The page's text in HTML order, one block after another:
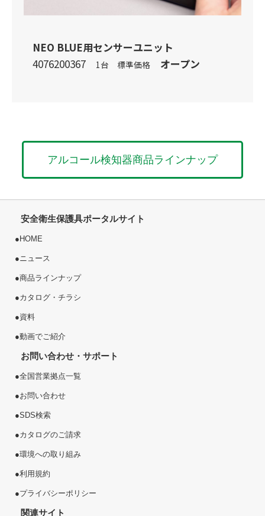
NEO BLUE用センサーユニット
4076200367
1台 標準価格 オープン
アルコール検知器商品ラインナップ
安全衛生保護具ポータルサイト
● HOME
●ニュース
●商品ラインナップ
●カタログ・チラシ
●資料
●動画でご紹介
お問い合わせ・サポート
●全国営業拠点一覧
●お問い合わせ
●SDS検索
●カタログのご請求
●環境への取り組み
●利用規約
●プライバシーポリシー
関連サイト